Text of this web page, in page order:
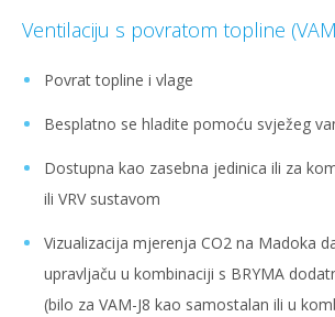
Ventilaciju s povratom topline
Povrat topline i vlage
Besplatno se hladite pomoću svježeg
Dostupna kao zasebna jedinica ili za
ili VRV sustavom
Vizualizacija mjerenja CO2 na Madoka
upravljaču u kombinaciji s BRYMA
(bilo za VAM-J8 kao samostalan ili u